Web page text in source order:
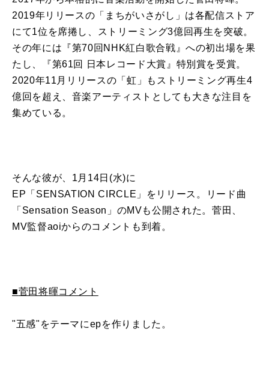
2019年リリースの「まちがいさがし」は各配信ストア
にて1位を席捲し、ストリーミング3億回再生を突破。
その年には『第70回 NHK紅白歌合戦』への初出場を果
たし、『第61回 日本レコード大賞』特別賞を受賞。
2020年11 月 リリースの「虹」 も ストリーミング再生4
億回を超え、音楽アーティストとして も 大きな注目を
集めている。
そんな彼が、 1 月 14日 (水)に
EP 「 SENSATION CIRCLE 」を リリース 。 リード 曲
「 Sensation Season 」のMVも公開 された。 菅田
MV監督aoiからのコメント も到着。
■菅田 将暉コメント
"五感" をテーマにepを作りました。